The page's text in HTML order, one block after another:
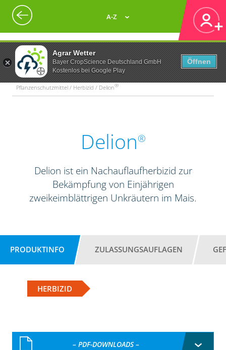
Agrar Wetter
Bayer CropScience Deutschland GmbH
Kostenlos bei Google Play
Öffnen
A-Z
Pflanzenschutzmittel / Herbizid / Delion®
Delion®
Delion ist ein Nachauflaufherbizid zur
Bekämpfung von Einjährigen
zweikeimblättrigen Unkräutern im Mais.
PRODUKTINFO ZULASSUNGSAUFLAGEN
HERBIZID
– PDF-DOWNLOADS –